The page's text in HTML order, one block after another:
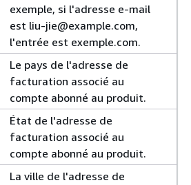
exemple, si l'adresse e-mail
est liu-jie@example.com,
l'entrée est exemple.com.
Le pays de l'adresse de
facturation associé au
compte abonné au produit.
État de l'adresse de
facturation associé au
compte abonné au produit.
La ville de l'adresse de